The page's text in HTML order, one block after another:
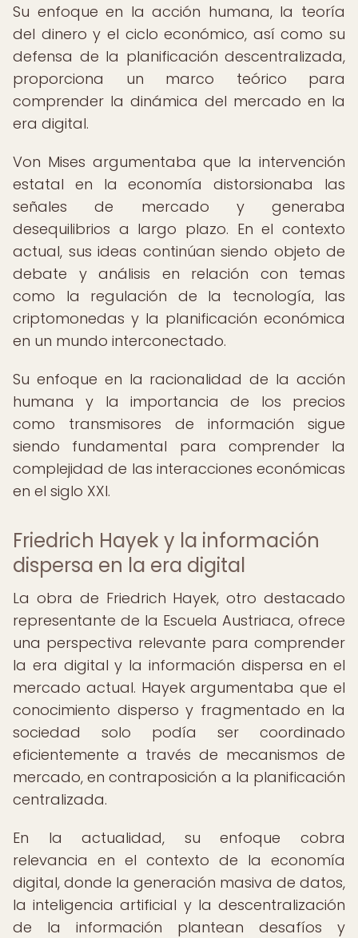
Su enfoque en la acción humana, la teoría
del dinero y el ciclo económico, así como su
defensa de la planificación descentralizada,
proporciona un marco teórico para
comprender la dinámica del mercado en la
era digital.
Von Mises argumentaba que la intervención
estatal en la economía distorsionaba las
señales de mercado y generaba
desequilibrios a largo plazo. En el contexto
actual, sus ideas continúan siendo objeto de
debate y análisis en relación con temas
como la regulación de la tecnología, las
criptomonedas y la planificación económica
en un mundo interconectado.
Su enfoque en la racionalidad de la acción
humana y la importancia de los precios
como transmisores de información sigue
siendo fundamental para comprender la
complejidad de las interacciones económicas
en el siglo XXI.
Friedrich Hayek y la información
dispersa en la era digital
La obra de Friedrich Hayek, otro destacado
representante de la Escuela Austriaca, ofrece
una perspectiva relevante para comprender
la era digital y la información dispersa en el
mercado actual. Hayek argumentaba que el
conocimiento disperso y fragmentado en la
sociedad solo podía ser coordinado
eficientemente a través de mecanismos de
mercado, en contraposición a la planificación
centralizada.
En la actualidad, su enfoque cobra
relevancia en el contexto de la economía
digital, donde la generación masiva de datos,
la inteligencia artificial y la descentralización
de la información plantean desafíos y